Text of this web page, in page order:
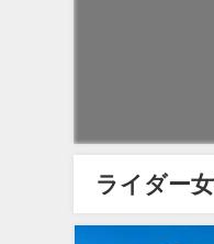
ライダー